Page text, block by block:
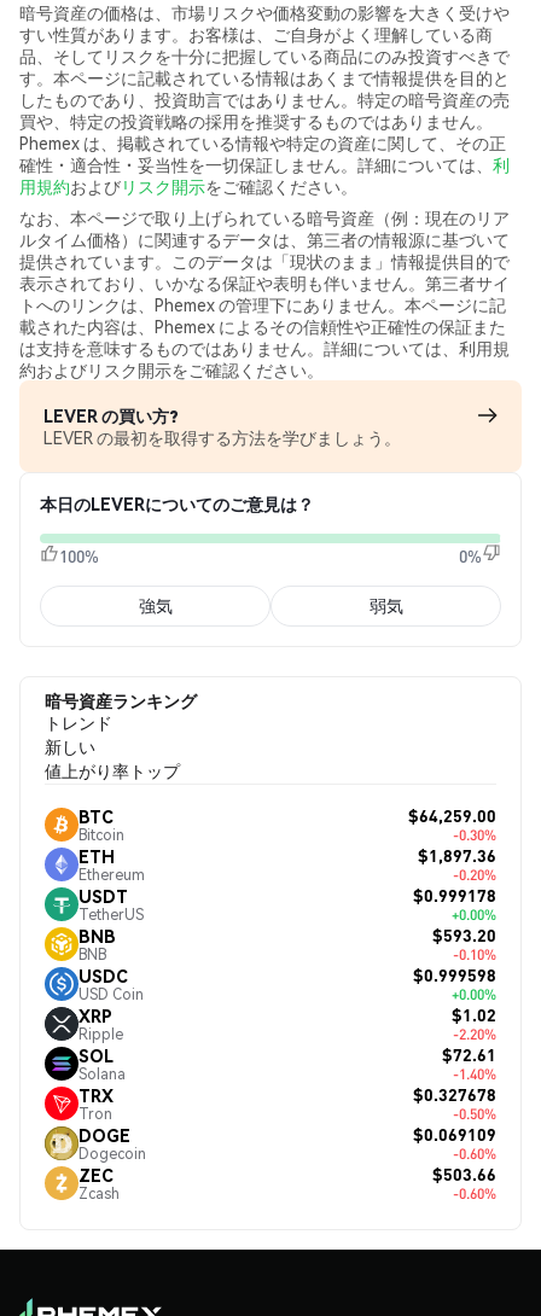
暗号資産の価格は、市場リスクや価格変動の影響を大きく受けや
すい性質があります。お客様は、ご自身がよく理解している商
品、そしてリスクを十分に把握している商品にのみ投資すべきで
す。本ページに記載されている情報はあくまで情報提供を目的と
したものであり、投資助言ではありません。特定の暗号資産の売
買や、特定の投資戦略の採用を推奨するものではありません。
Phemex は、掲載されている情報や特定の資産に関して、その正
確性・適合性・妥当性を一切保証しません。詳細については、 利
用規約およびリスク開示をご確認ください。
なお、本ページで取り上げられている暗号資産（例：現在のリア
ルタイム価格）に関連するデータは、第三者の情報源に基づいて
提供されています。このデータは「現状のまま」情報提供目的で
表示されており、いかなる保証や表明も伴いません。第三者サイ
トへのリンクは、Phemex の管理下にありません。本ページに記
載された内容は、Phemex によるその信頼性や正確性の保証また
は支持を意味するものではありません。詳細については、利用規
約およびリスク開示をご確認ください。
LEVER の買い方?
LEVER の最初を取得する方法を学びましょう。
本日のLEVERについてのご意見は？
100% 0%
強気 弱気
暗号資産ランキング
トレンド
新しい
値上がり率トップ
BTC
Bitcoin
$64,259.00
-0.30%
ETH
Ethereum
$1,897.36
-0.20%
USDT
TetherUS
$0.999178
+0.00%
BNB
BNB
$593.20
-0.10%
USDC
USD Coin
$0.999598
+0.00%
XRP
Ripple
$1.02
-2.20%
SOL
Solana
$72.61
-1.40%
TRX
Tron
$0.327678
-0.50%
DOGE
Dogecoin
$0.069109
-0.60%
ZEC
Zcash
$503.66
-0.60%